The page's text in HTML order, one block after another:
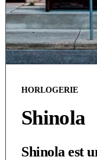
HORLOGERIE
Shinola
Shinola est